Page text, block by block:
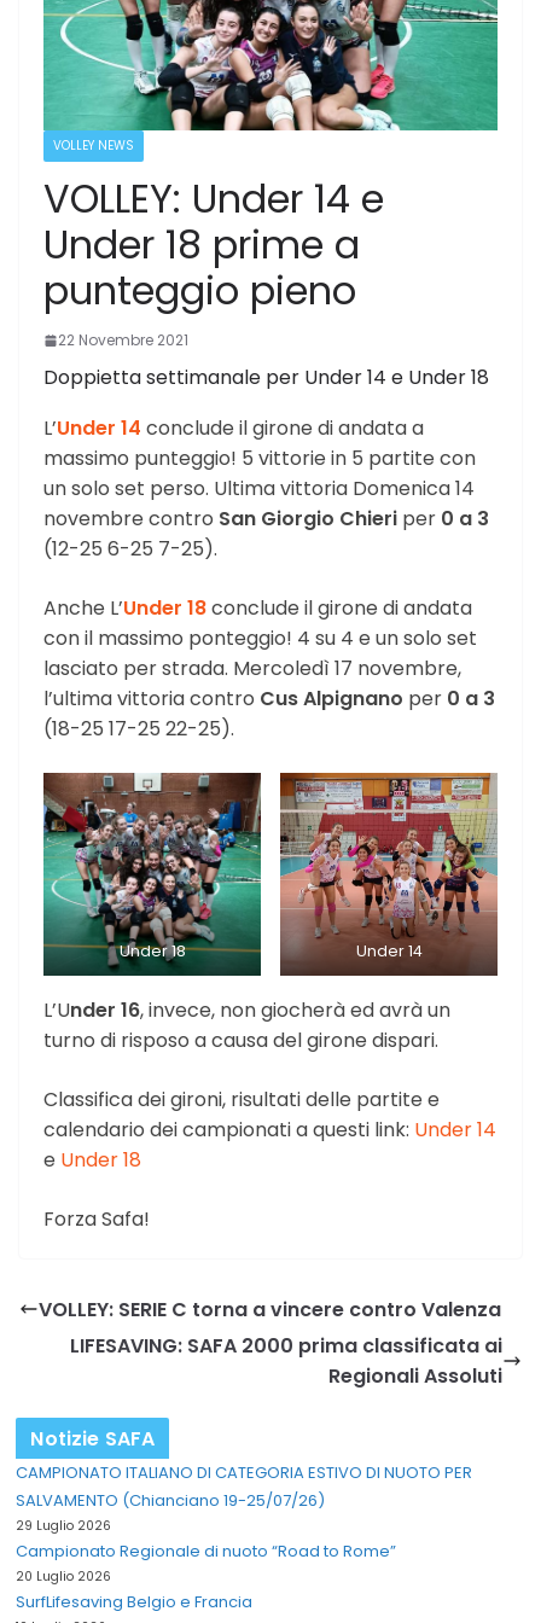
VOLLEY NEWS
VOLLEY: Under 14 e
Under 18 prime a
punteggio pieno
22 Novembre 2021
Doppietta settimanale per Under 14 e Under 18
L’Under 14 conclude il girone di andata a
massimo punteggio! 5 vittorie in 5 partite con
un solo set perso. Ultima vittoria Domenica 14
novembre contro San Giorgio Chieri per 0 a 3
(12-25 6-25 7-25).
Anche L’Under 18conclude il girone di andata
con il massimo ponteggio! 4 su 4 e un solo set
lasciato per strada. Mercoledì 17 novembre,
l’ultima vittoria contro Cus Alpignano per 0 a 3
(18-25 17-25 22-25).
Under 18 Under 14
L’Under 16, invece, non giocherà ed avrà un
turno di risposo a causa del girone dispari.
Classifica dei gironi, risultati delle partite e
calendario dei campionati a questi link: Under 14
e Under 18
Forza Safa!
VOLLEY: SERIE C torna a vincere contro Valenza
LIFESAVING: SAFA 2000 prima classificata ai
Regionali Assoluti
Notizie SAFA
CAMPIONATO ITALIANO DI CATEGORIA ESTIVO DI NUOTO PER
SALVAMENTO (Chianciano 19-25/07/26)
29 Luglio 2026
Campionato Regionale di nuoto “Road to Rome”
20 Luglio 2026
SurfLifesaving Belgio e Francia